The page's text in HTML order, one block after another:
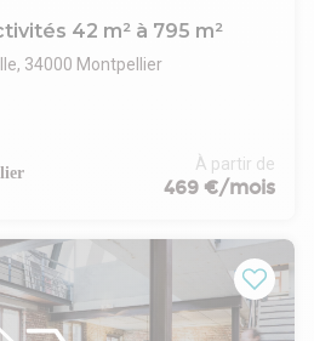
42 m² à 795 m²
34000 Montpellier
dans un quartier dynamique et
et accessibles.
3 lots à louer :
space et une partie cloisonnée,
2 places de parkingLocal
de 795 m²
d'informations et planifier une
À partir de
469 €/mois